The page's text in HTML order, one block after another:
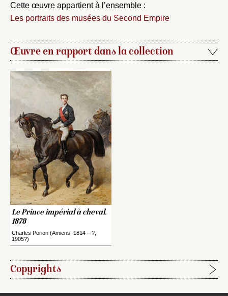
Cette œuvre appartient à l’ensemble :
Les portraits des musées du Second Empire
Œuvre en rapport dans la collection
Le Prince impérial à cheval.
1878
Charles Porion (Amiens, 1814 – ?,
1905?)
Copyrights